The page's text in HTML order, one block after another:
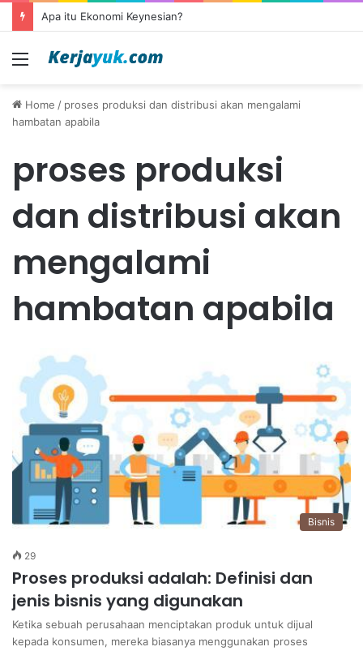
Apa itu Ekonomi Keynesian?
Menu
Home / proses produksi dan distribusi akan mengalami
hambatan apabila
proses produksi
dan distribusi akan
mengalami
hambatan apabila
Bisnis
29
Proses produksi adalah: Definisi dan
jenis bisnis yang digunakan
Ketika sebuah perusahaan menciptakan produk untuk dijual
kepada konsumen, mereka biasanya menggunakan proses